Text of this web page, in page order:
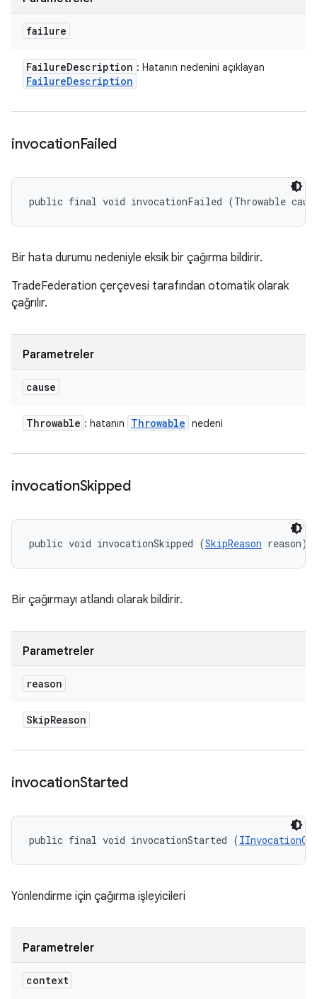
failure
FailureDescription : Hatanın nedenini açıklayan
FailureDescription
invocationFailed
public final void invocationFailed (Throwable
Bir hata durumu nedeniyle eksik bir çağırma bildirir.
TradeFederation çerçevesi tarafından otomatik olarak
çağrılır.
Parametreler
cause
Throwable : hatanın Throwable nedeni
invocationSkipped
public void invocationSkipped (SkipReason reason)
Bir çağırmayı atlandı olarak bildirir.
Parametreler
reason
SkipReason
invocationStarted
public final void invocationStarted (
Yönlendirme için çağırma işleyicileri
Parametreler
context